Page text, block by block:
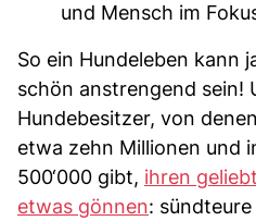
und Mensch im
So ein Hundeleben kann
schön anstrengend sein!
Hundebesitzer, von
etwa zehn Millionen und
500‘000 gibt, ihren
etwas gönnen: